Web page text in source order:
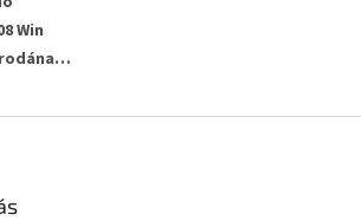
Win